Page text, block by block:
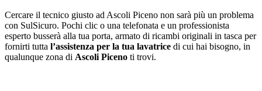
Cercare il tecnico giusto ad Ascoli Piceno non sarà più un problema
con SulSicuro. Pochi clic o una telefonata e un professionista
esperto busserà alla tua porta, armato di ricambi originali in tasca per
fornirti tutta l’assistenza per la tua lavatrice di cui hai bisogno, in
qualunque zona di Ascoli Piceno ti trovi.